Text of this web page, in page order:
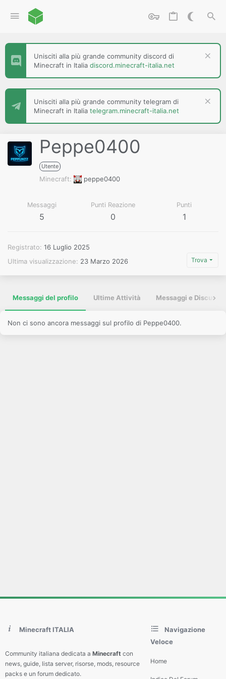
Unisciti alla più grande community discord di
Minecraft in Italia discord.minecraft-italia.net
Unisciti alla più grande community telegram di
Minecraft in Italia telegram.minecraft-italia.net
Peppe0400
Utente
Minecraft peppe0400
Messaggi
5
Punti Reazione
0
Punti
1
Registrato 16 Luglio 2025
Ultima visualizzazione
23 Marzo 2026 Trova
Messaggi del profilo Ultime Attività Messaggi e
Non ci sono ancora messaggi sul profilo di Peppe0400.
Minecraft ITALIA
Community italiana dedicata a Minecraft con
news, guide, lista server, risorse, mods, resource
packs e un forum dedicato.
Navigazione
Veloce
Home